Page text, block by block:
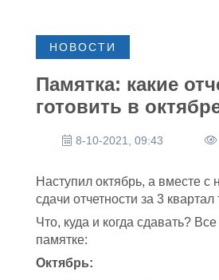
НОВОСТИ
Памятка: какие
готовить в
8-10-2021, 09:43
Наступил октябрь, а вместе с
сдачи отчетности за 3 квартал
Что, куда и когда сдавать?
памятке:
Октябрь: